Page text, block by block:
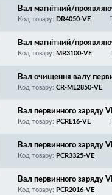
Вал магнітний/
Код товару: DR4050-VE
Вал магнітний/
P 1000/1435/1900/
Код товару: MR3100-VE
Вал очищення валу
520/2525/2540/2541/
T-D209L/D205/D2850/
Код товару: CR-ML2850-VE
Вал первинного заряду
Код товару: PCRE16-VE
Вал первинного
Код товару: PCR3325-VE
Вал первинного
04/2206/2320/2420/
Код товару: PCR2016-VE